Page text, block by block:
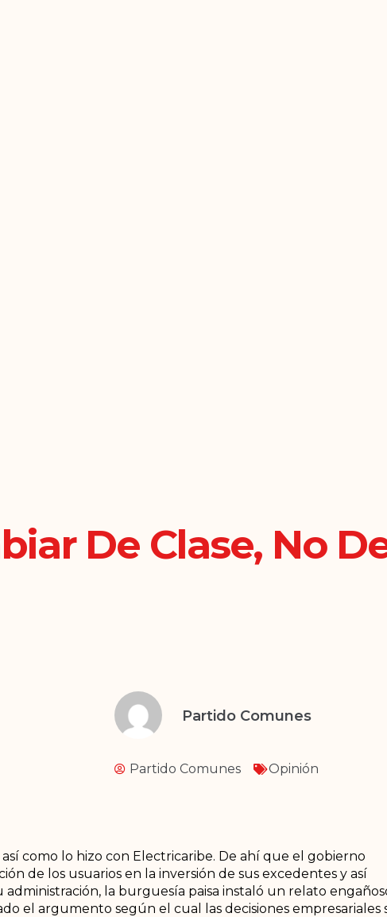
De Clase, No
Partido Comunes
Partido Comunes Opinión
como lo hizo con Electricaribe. De ahí que el gobierno
de los usuarios en la inversión de sus excedentes y así
la burguesía paisa instaló un relato
el argumento según el cual las decisiones empresariales